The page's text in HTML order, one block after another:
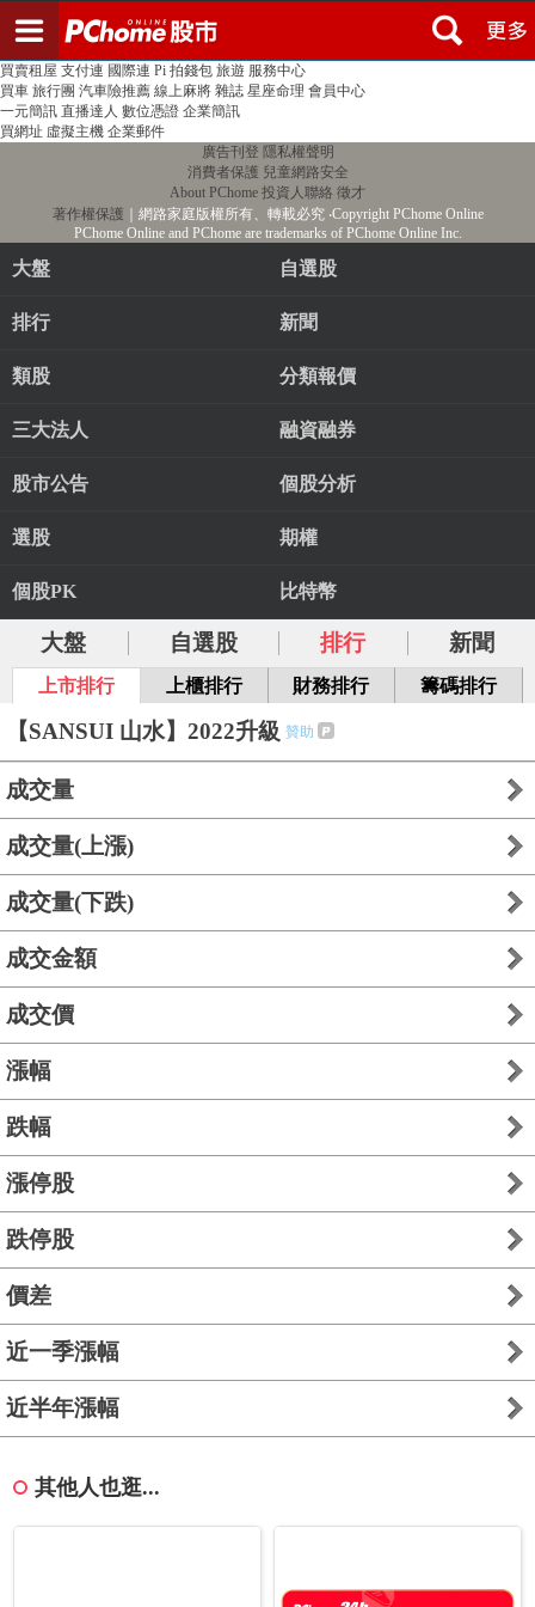
PChome首頁 線上購物 24h購物 書店
買賣租屋 支付連 國際連 Pi 拍錢包 旅遊 服務中心
買車 旅行團 汽車險推薦 線上麻將 雜誌 星座命理 會員中心
一元簡訊 直播達人 數位憑證 企業簡訊
買網址 虛擬主機 企業郵件
廣告刊登 隱私權聲明
消費者保護 兒童網路安全
About PChome 投資人聯絡 徵才
著作權保護 ｜網路家庭版權所有、轉載必究‧Copyright PChome Online
PChome Online and PChome are trademarks of PChome Online Inc.
大盤 自選股
排行 新聞
類股 分類報價
三大法人 融資融券
股市公告 個股分析
選股 期權
個股PK 比特幣
大盤 自選股 排行 新聞
上市排行 上櫃排行 財務排行 籌碼排行
【SANSUI 山水】2022升級 贊助
成交量
成交量(上漲)
成交量(下跌)
成交金額
成交價
漲幅
跌幅
漲停股
跌停股
價差
近一季漲幅
近半年漲幅
其他人也逛...